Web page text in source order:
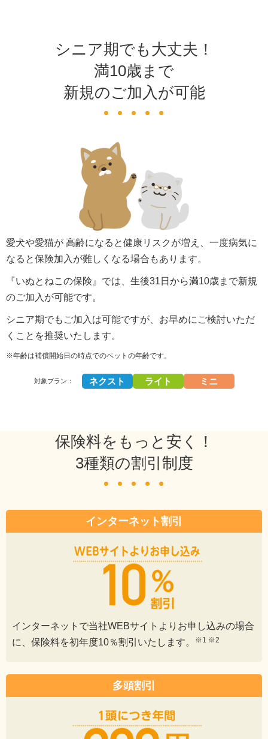
シニア期でも大丈夫！
満10歳まで
新規のご加入が可能
愛犬や愛猫が 高齢になると健康リスクが増え、一度病気に
なると保険加入が難しくなる場合もあります。
『いぬとねこの保険』では、生後31日から満10歳まで新規
のご加入が可能です。
シニア期でもご加入は可能ですが、お早めにご検討いただ
くことを推奨いたします。
※年齢は補償開始日の時点でのペットの年齢です。
対象プラン： ネクスト ライト ミニ
保険料をもっと安く！
3種類の割引制度
インターネット割引
インターネットで当社WEBサイトよりお申し込みの場合
に、保険料を初年度10％割引いたします。
※1 ※2
多頭割引